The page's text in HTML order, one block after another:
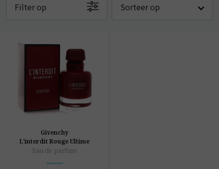
Filter op Sorteer op
Givenchy
L'interdit Rouge Ultime
Eau de parfum